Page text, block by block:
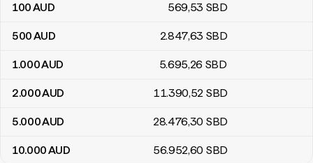
100AUD 569,53 SBD
500AUD 2.847,63 SBD
1.000AUD 5.695,26 SBD
2.000AUD 11.390,52 SBD
5.000AUD 28.476,30 SBD
10.000AUD 56.952,60 SBD